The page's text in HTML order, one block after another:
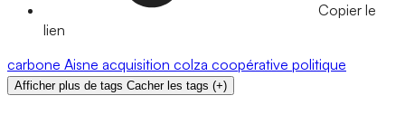
Copier le
lien
carbone Aisne acquisition colza coopérative politique
Afficher plus de tags Cacher les tags (+)